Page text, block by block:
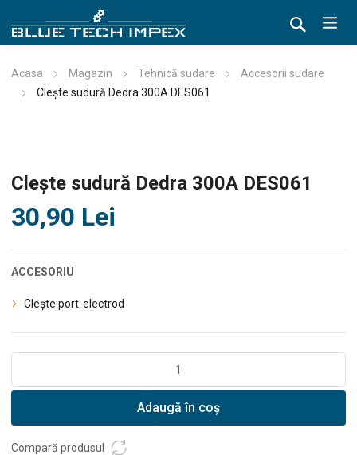
Acasa Magazin Tehnică sudare
Accesorii sudare
Clește sudură Dedra 300A DES061
Clește sudură Dedra 300A DES061
30,90 Lei
ACCESORIU
Clește port-electrod
sudură
DES061
Adaugă în coș
Compară produsul